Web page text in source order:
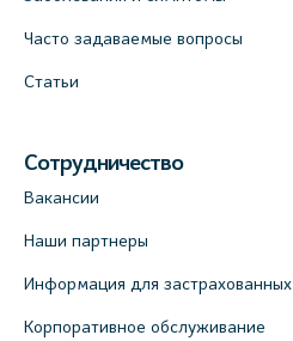
Часто задаваемые вопросы
Статьи
Сотрудничество
Вакансии
Наши партнеры
Информация для застрахованных
Корпоративное обслуживание